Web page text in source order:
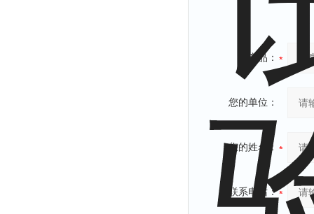
产品：
您的单位：
您的姓名：
联系电话：